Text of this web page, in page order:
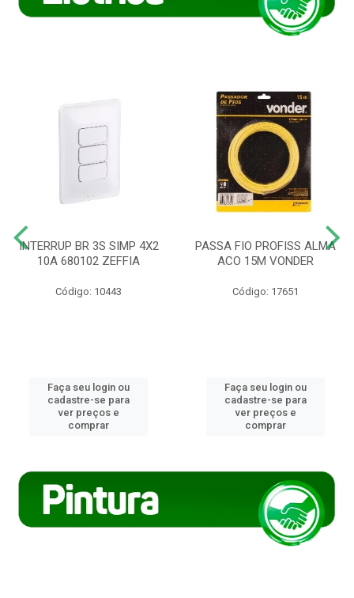
INTERRUP BR 3S SIMP 4X2
10A 680102 ZEFFIA
Código: 10443
Faça seu login ou
cadastre-se para
ver preços e
comprar
PASSA FIO PROFISS ALMA
ACO 15M VONDER
Código: 17651
Faça seu login ou
cadastre-se para
ver preços e
comprar